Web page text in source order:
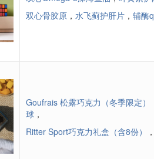
双心骨胶原 ， 水飞蓟护肝片 ， 辅酶
Goufrais 松露巧克力（冬季限定）
球 ，
Ritter Sport巧克力礼盒（含8份）
，